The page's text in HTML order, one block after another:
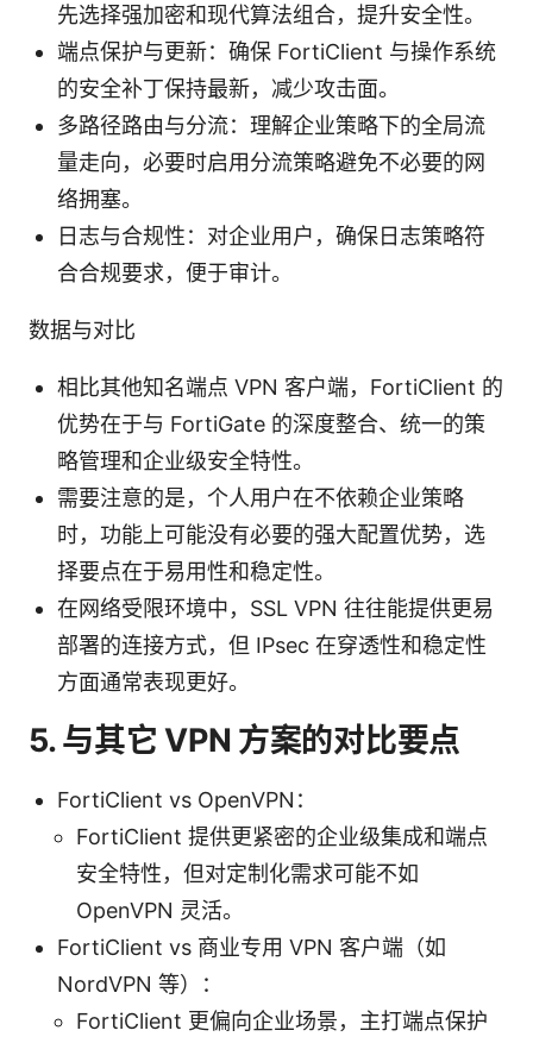
先选择强加密和现代算法组合，提升安全性。
端点保护与更新：确保 FortiClient 与操作系统
的安全补丁保持最新，减少攻击面。
多路径路由与分流：理解企业策略下的全局流
量走向，必要时启用分流策略避免不必要的网
络拥塞。
日志与合规性：对企业用户，确保日志策略符
合合规要求，便于审计。
数据与对比
相比其他知名端点 VPN 客户端，FortiClient 的
优势在于与 FortiGate 的深度整合、统一的策
略管理和企业级安全特性。
需要注意的是，个人用户在不依赖企业策略
时，功能上可能没有必要的强大配置优势，选
择要点在于易用性和稳定性。
在网络受限环境中，SSL VPN 往往能提供更易
部署的连接方式，但 IPsec 在穿透性和稳定性
方面通常表现更好。
5. 与其它 VPN 方案的对比要点
FortiClient vs OpenVPN：
FortiClient 提供更紧密的企业级集成和端点
安全特性，但对定制化需求可能不如
OpenVPN 灵活。
FortiClient vs 商业专用 VPN 客户端（如
NordVPN 等）：
FortiClient 更偏向企业场景，主打端点保护